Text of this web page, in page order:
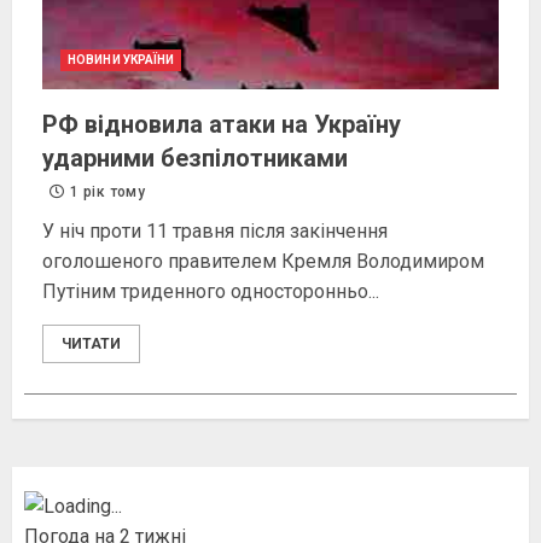
НОВИНИ УКРАЇНИ
РФ відновила атаки на Україну
ударними безпілотниками
1 рік тому
У ніч проти 11 травня після закінчення
оголошеного правителем Кремля Володимиром
Путіним триденного односторонньо...
ЧИТАТИ
Погода на 2 тижні